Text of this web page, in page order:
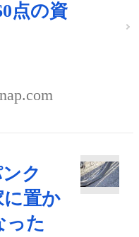
点の資
ク
に置か
った